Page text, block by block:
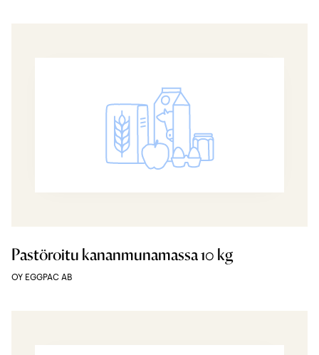
Pastöroitu kananmunamassa 10 kg
OY EGGPAC AB